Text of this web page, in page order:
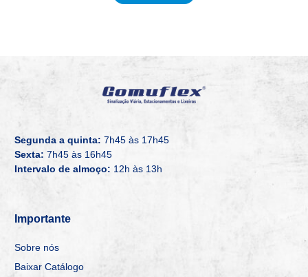
Segunda a quinta: 7h45 às 17h45
Sexta: 7h45 às 16h45
Intervalo de almoço: 12h às 13h
Importante
Sobre nós
Baixar Catálogo